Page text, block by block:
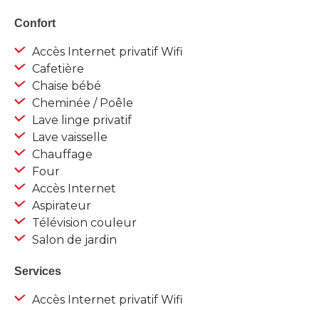
Confort
Accès Internet privatif Wifi
Cafetière
Chaise bébé
Cheminée / Poêle
Lave linge privatif
Lave vaisselle
Chauffage
Four
Accès Internet
Aspirateur
Télévision couleur
Salon de jardin
Services
Accès Internet privatif Wifi